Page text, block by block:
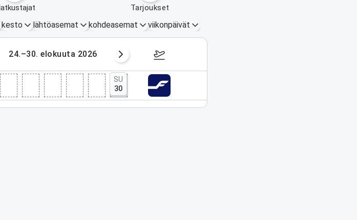
matkustajat tarjoukset
kesto lähtöasemat kohdeasemat viikonpäivät
24.–30. elokuuta 2026
SU
30